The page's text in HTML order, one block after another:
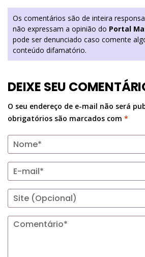
Os comentários são de inteira
não expressam a opinião do Portal
pode ser denunciado caso comente
conteúdo difamatório.
DEIXE SEU
O seu endereço de e-mail não será
obrigatórios são marcados com *